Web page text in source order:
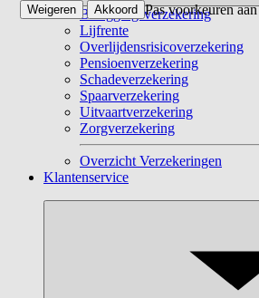
Beleggingsverzekering
Lijfrente
Overlijdensrisicoverzekering
Pensioenverzekering
Schadeverzekering
Spaarverzekering
Uitvaartverzekering
Zorgverzekering
Overzicht Verzekeringen
Klantenservice
Pas voorkeuren aan
Weigeren Akkoord